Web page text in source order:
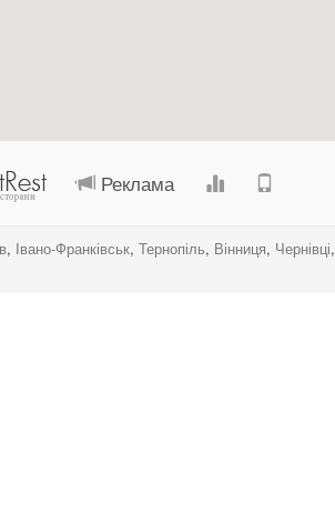
Реклама
, Івано-Франківськ, Тернопіль, Вінниця, Чернівці,